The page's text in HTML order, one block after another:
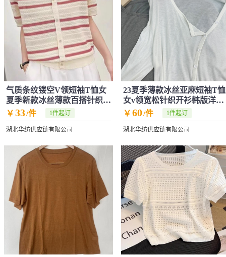
气质条纹镂空V领短袖T恤女
夏季新款冰丝薄款百搭针织开
衫休闲显瘦
￥ 33/件 1件起订
湖北华纺供应链有限公司
23夏季薄款冰丝亚麻短袖T恤
女v领宽松针织开衫韩版洋气
百搭上衣潮
￥ 60/件 1件起订
湖北华纺供应链有限公司